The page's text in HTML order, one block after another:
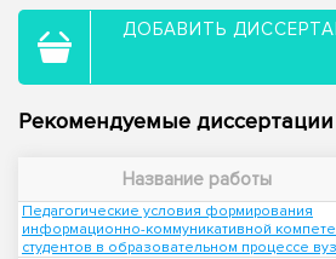
ДОБАВИТЬ
Рекомендуемые
Название работы
Педагогические условия формирования
информационно-коммуникативной
студентов в образовательном процессе